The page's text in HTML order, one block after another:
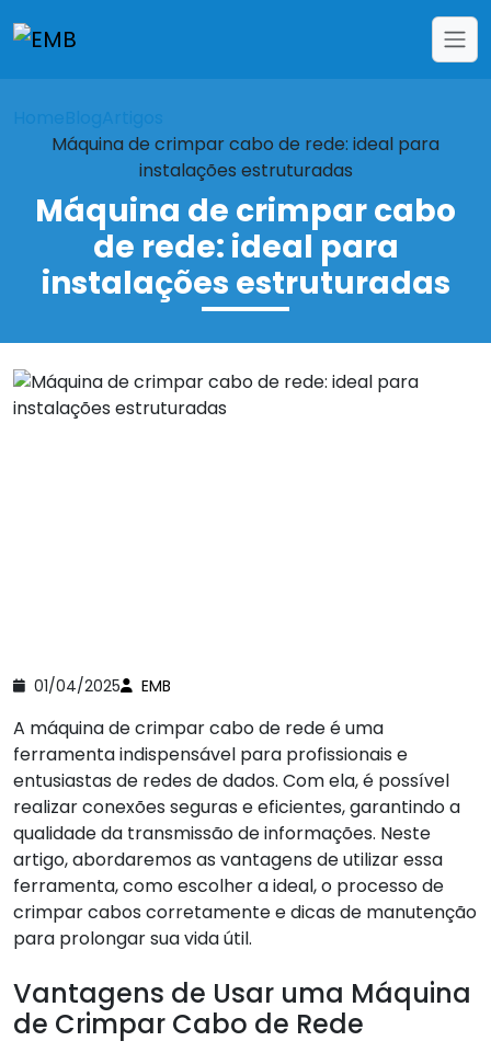
Home Blog
Artigos
Máquina de crimpar cabo de rede: ideal para
instalações estruturadas
Máquina de crimpar cabo
de rede: ideal para
instalações estruturadas
01/04/2025 EMB
A máquina de crimpar cabo de rede é uma
ferramenta indispensável para profissionais e
entusiastas de redes de dados. Com ela, é possível
realizar conexões seguras e eficientes, garantindo a
qualidade da transmissão de informações. Neste
artigo, abordaremos as vantagens de utilizar essa
ferramenta, como escolher a ideal, o processo de
crimpar cabos corretamente e dicas de manutenção
para prolongar sua vida útil.
Vantagens de Usar uma Máquina
de Crimpar Cabo de Rede